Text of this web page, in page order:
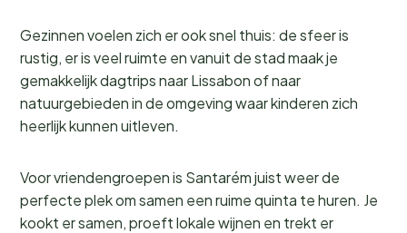
Gezinnen voelen zich er ook snel thuis: de sfeer is
rustig, er is veel ruimte en vanuit de stad maak je
gemakkelijk dagtrips naar Lissabon of naar
natuurgebieden in de omgeving waar kinderen zich
heerlijk kunnen uitleven.
Voor vriendengroepen is Santarém juist weer de
perfecte plek om samen een ruime quinta te huren. Je
kookt er samen, proeft lokale wijnen en trekt er